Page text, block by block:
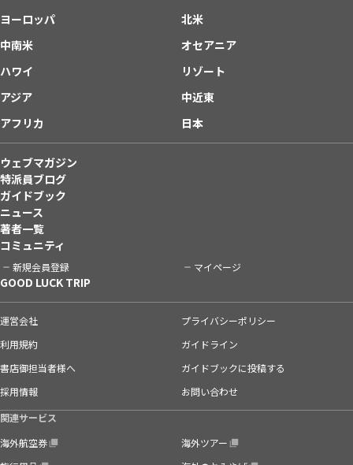
ヨーロッパ
北米
中南米
オセアニア
ハワイ
リゾート
アジア
中近東
アフリカ
日本
ウェブマガジン
特派員ブログ
ガイドブック
ニュース
著者一覧
コミュニティ
新規会員登録 マイページ
GOOD LUCK TRIP
運営会社
プライバシーポリシー
利用規約
ガイドライン
書店御担当者様へ
ガイドブックに投稿する
採用情報
お問い合わせ
関連サービス
海外航空券
海外ツアー